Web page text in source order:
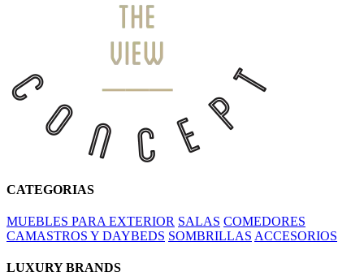
CATEGORIAS
MUEBLES PARA EXTERIOR SALAS COMEDORES
CAMASTROS Y DAYBEDS SOMBRILLAS ACCESORIOS
LUXURY BRANDS